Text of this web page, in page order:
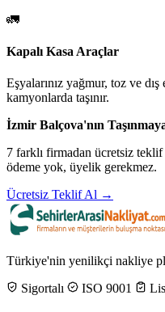
🚛
Kapalı Kasa Araçlar
Eşyalarınız yağmur, toz ve
kamyonlarda taşınır.
İzmir Balçova'nın Taşınmaya
7 farklı firmadan ücretsiz
ödeme yok, üyelik gerekmez.
Ücretsiz Teklif Al →
Türkiye'nin yenilikçi nakliye
Sigortalı
ISO 9001